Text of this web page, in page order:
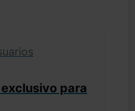
para